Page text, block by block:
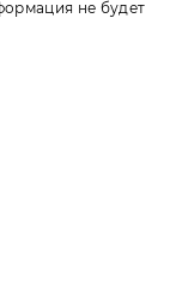
не будет